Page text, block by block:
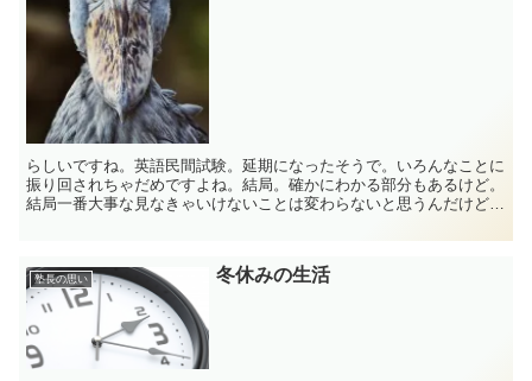
らしいですね。英語民間試験。延期になったそうで。いろんなことに
振り回されちゃだめですよね。結局。確かにわかる部分もあるけど。
結局一番大事な見なきゃいけないことは変わらないと思うんだけど
塾長の思い 冬休みの生活